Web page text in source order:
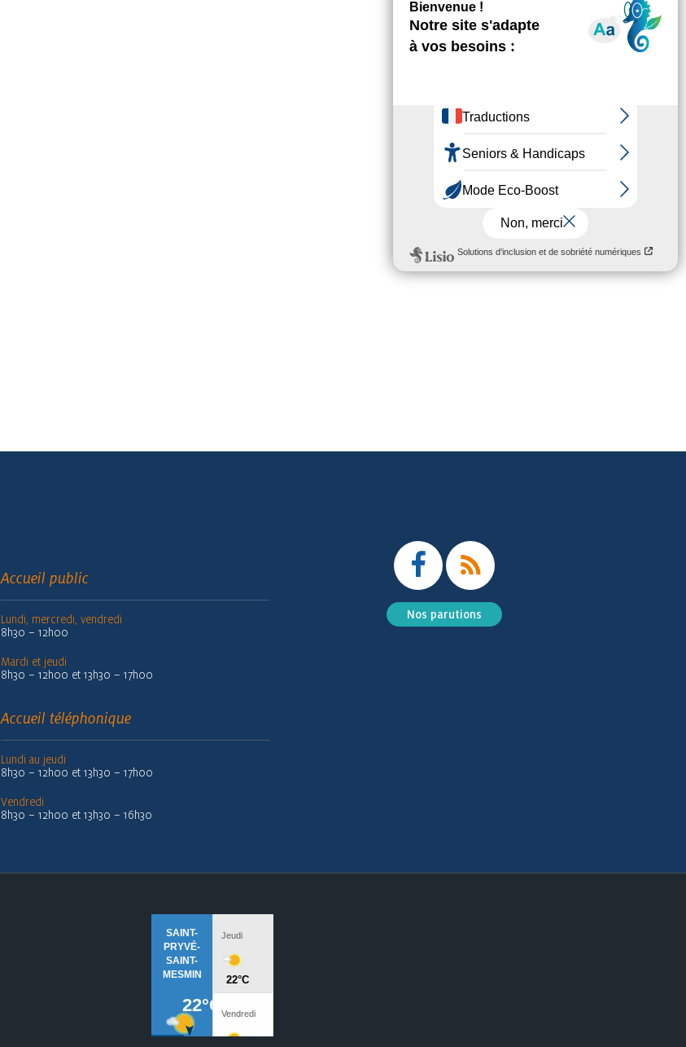
Accueil public
Lundi, mercredi, vendredi
8h30 – 12h00
Mardi et jeudi
8h30 – 12h00 et 13h30 – 17h00
Accueil téléphonique
Lundi au jeudi
8h30 – 12h00 et 13h30 – 17h00
Vendredi
8h30 – 12h00 et 13h30 – 16h30
Nos parutions